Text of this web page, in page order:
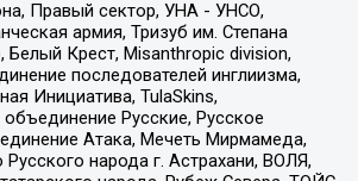
Правый сектор, УНА - УНСО,
армия, Тризуб им. Степана
Белый Крест, Misanthropic division,
последователей инглиизма,
Инициатива, TulaSkins,
Русские, Русское
Атака, Мечеть Мирмамеда,
народа г. Астрахани, ВОЛЯ,